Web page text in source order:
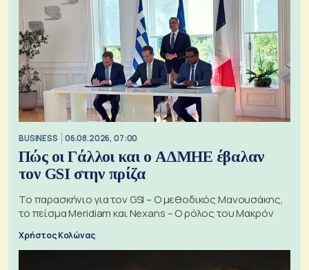
BUSINESS 06.08.2026, 07:00
Πώς οι Γάλλοι και ο ΑΔΜΗΕ έβαλαν
τον GSI στην πρίζα
Το παρασκήνιο για τον GSI – Ο μεθοδικός Μανουσάκης,
το πείσμα Meridiam και Nexans – Ο ρόλος του Μακρόν
Χρήστος Κολώνας